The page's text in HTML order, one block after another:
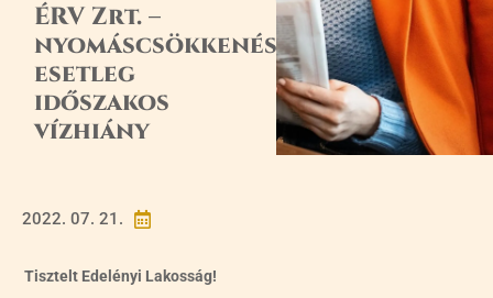
ÉRV Zrt. –
nyomáscsökkenés,
esetleg
időszakos
vízhiány

2022. 07. 21.
Tisztelt Edelényi Lakosság!